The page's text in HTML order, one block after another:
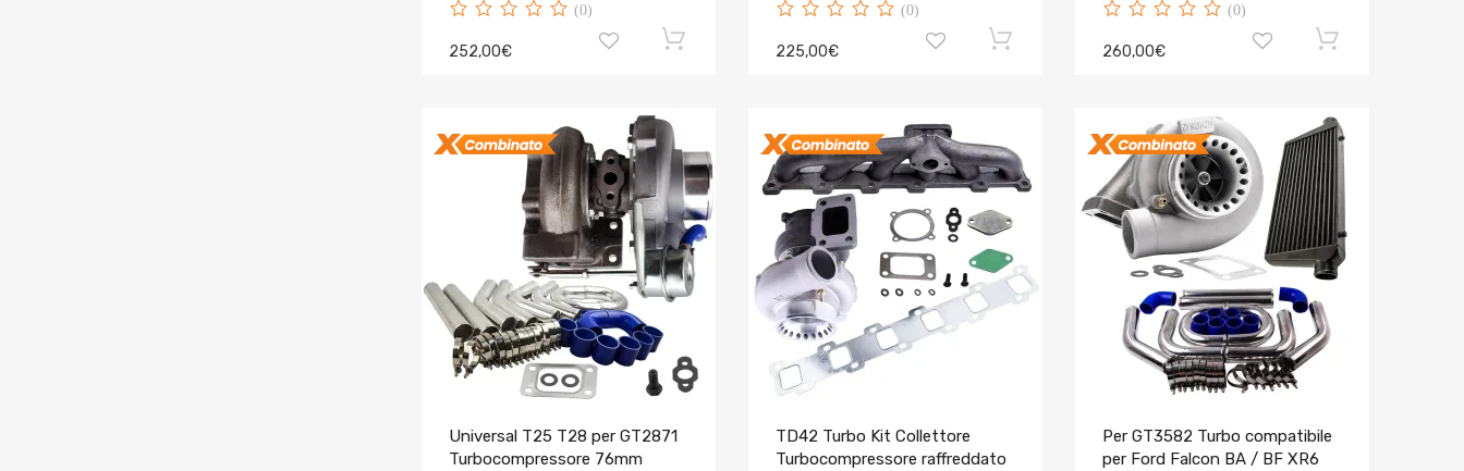
(0)
252,00€
(0)
225,00€
(0)
260,00€
Universal T25 T28 per GT2871
Turbocompressore 76mm
TD42 Turbo Kit Collettore
Turbocompressore raffreddato
Per GT3582 Turbo compatibile
per Ford Falcon BA / BF XR6